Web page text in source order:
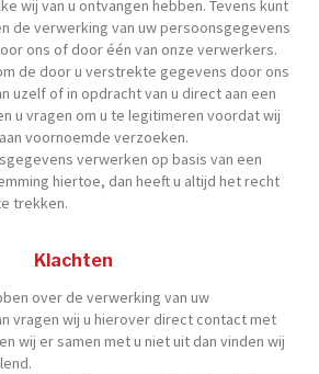
wij van u ontvangen hebben. Tevens kunt
de verwerking van uw persoonsgegevens
ons of door één van onze verwerkers.
de door u verstrekte gegevens door ons
uzelf of in opdracht van u direct aan een
u vragen om u te legitimeren voordat wij
voornoemde verzoeken.
verwerken op basis van een
hiertoe, dan heeft u altijd het recht
trekken.
Klachten
over de verwerking van uw
vragen wij u hierover direct contact met
wij er samen met u niet uit dan vinden wij